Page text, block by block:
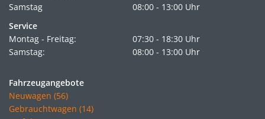
Samstag
08:00 - 13:00 Uhr
Service
Montag - Freitag:
07:30 - 18:30 Uhr
Samstag:
08:00 - 13:00 Uhr
Fahrzeugangebote
Neuwagen (56)
Gebrauchtwagen (14)